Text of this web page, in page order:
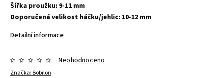
Šířka proužku: 9-11 mm
Doporučená velikost háčku/jehlic: 10-12 mm
Detailní informace
Značka:Bobilon
Neohodnoceno